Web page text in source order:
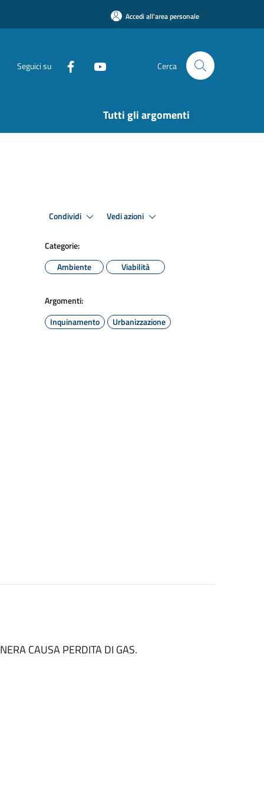
Accedi all'area personale
Seguici su Cerca
Tutti gli argomenti
Condividi Vedi azioni
Categorie:
Ambiente
Viabilità
Argomenti:
Inquinamento
Urbanizzazione
CAUSA PERDITA DI GAS.